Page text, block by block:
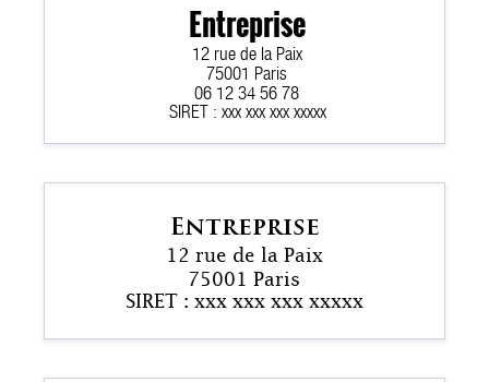
06 12 34 56 78
SIRET : xxx xxx xxx xxxxx
12 rue de la Paix
75001 Paris
Entreprise
SIRET : xxx xxx xxx xxxxx
12 rue de la Paix
75001 Paris
Entreprise